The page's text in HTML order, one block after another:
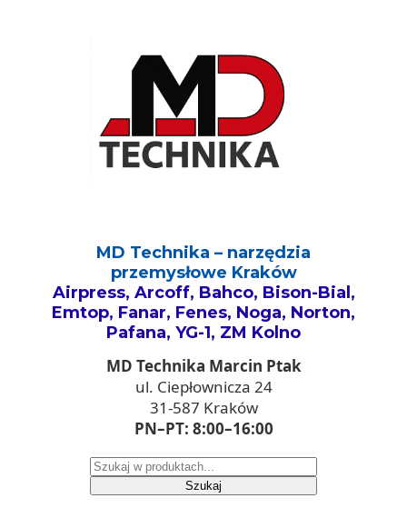
MD Technika – narzędzia
przemysłowe Kraków
Airpress, Arcoff, Bahco, Bison-Bial,
Emtop, Fanar, Fenes, Noga, Norton,
Pafana, YG-1, ZM Kolno
MD Technika Marcin Ptak
ul. Ciepłownicza 24
31-587 Kraków
PN–PT: 8:00–16:00
Szukaj